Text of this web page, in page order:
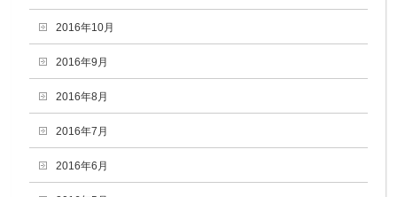
2016年10月
2016年9月
2016年8月
2016年7月
2016年6月